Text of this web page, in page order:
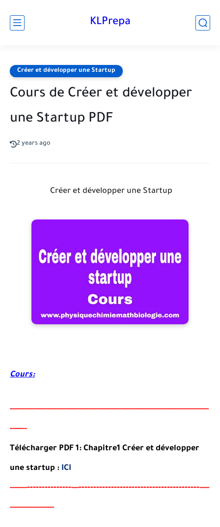
KLPrepa
Créer et développer une Startup
Cours de Créer et développer
une Startup PDF
2 years ago
Créer et développer une Startup
Cours:
---------------------------------------------------------------------------------
-------
Télécharger PDF 1: Chapitre1 Créer et développer
une startup : ICI
----------------------------------------------------------------------
------------------